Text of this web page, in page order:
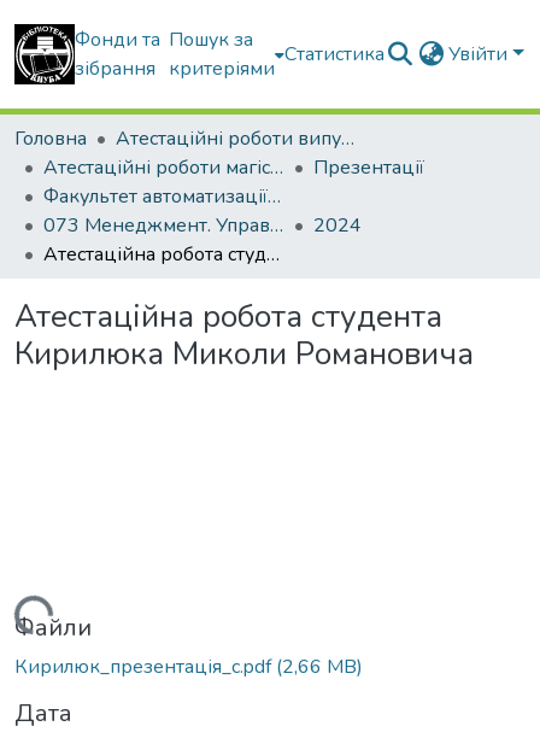
Фонди та
зібрання
Пошук за
критеріями
Статистика Увійти
Головна
Атестаційні роботи випускників
Атестаційні роботи магістрів
Презентації
Факультет автоматизації і інформаційних технологій
073 Менеджмент. Управління проектами
2024
Атестаційна робота студента Кирилюка Миколи Романовича
Атестаційна робота студента
Кирилюка Миколи Романовича
Вантажиться...
Файли
Кирилюк_презентація_с.pdf(2,66 MB)
Дата